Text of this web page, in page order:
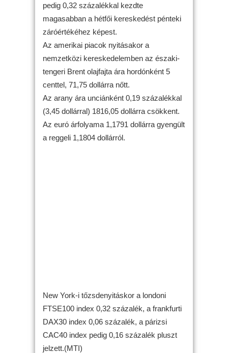
pedig 0,32 százalékkal kezdte
magasabban a hétfői kereskedést pénteki
záróértékéhez képest.
Az amerikai piacok nyitásakor a
nemzetközi kereskedelemben az északi-
tengeri Brent olajfajta ára hordónként 5
centtel, 71,75 dollárra nőtt.
Az arany ára unciánként 0,19 százalékkal
(3,45 dollárral) 1816,05 dollárra csökkent.
Az euró árfolyama 1,1791 dollárra gyengült
a reggeli 1,1804 dollárról.
New York-i tőzsdenyitáskor a londoni
FTSE100 index 0,32 százalék, a frankfurti
DAX30 index 0,06 százalék, a párizsi
CAC40 index pedig 0,16 százalék pluszt
jelzett.(MTI)